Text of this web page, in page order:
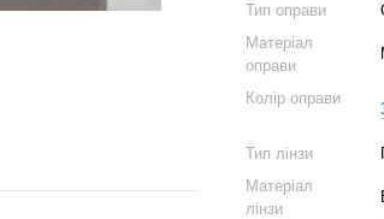
Тип оправи
Матеріал
оправи
Колір оправи
Тип лінзи
Матеріал
лінзи